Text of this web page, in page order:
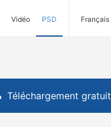
Vidéo PSD Français
Téléchargement gratuit